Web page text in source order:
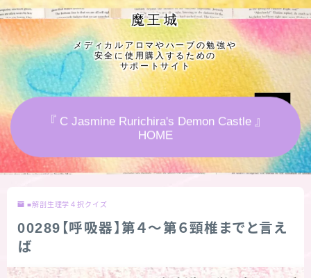
Cジャスミン瑠璃地楽の主な活動先リンク集
プロフィール
アロマハーブアンケート
おすすめ商品＆レビュー
★スペシャルアロマハーブ４択クイズ (kindle出
お問い合わせ
魔王城
メディカルアロマやハーブの勉強や
安全に使用購入するための
サポートサイト
『 C Jasmine Rurichira's Demon Castle 』
HOME
■解剖生理学４択クイズ
00289【呼吸器】第４～第６頸椎までと言え
ば